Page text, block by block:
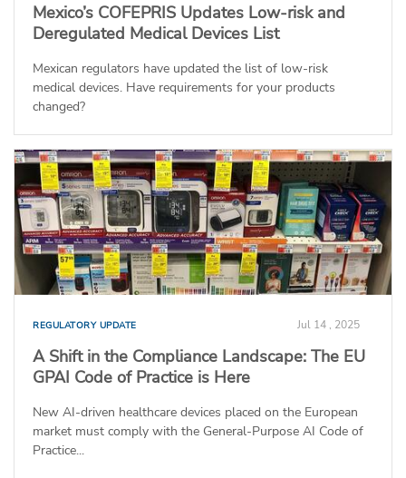
Mexico’s COFEPRIS Updates Low-risk and
Deregulated Medical Devices List
Mexican regulators have updated the list of low-risk
medical devices. Have requirements for your products
changed?
REGULATORY UPDATE Jul 14 , 2025
A Shift in the Compliance Landscape: The EU
GPAI Code of Practice is Here
New AI-driven healthcare devices placed on the European
market must comply with the General-Purpose AI Code of
Practice...